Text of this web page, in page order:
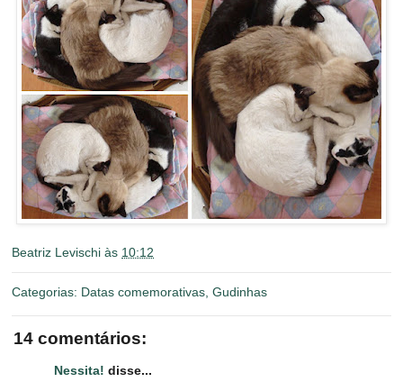
Beatriz Levischi às 10:12
Categorias: Datas comemorativas Gudinhas
14 comentários:
Nessita! disse...